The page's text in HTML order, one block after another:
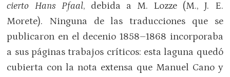
cierto Hans Pfaal, debida a M. Lozze (M., J. E.
Morete). Ninguna de las traducciones que se
publicaron en el decenio 1858–1868 incorporaba
a sus páginas trabajos críticos: esta laguna quedó
cubierta con la nota extensa que Manuel Cano y